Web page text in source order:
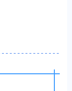
で優秀で強
？【まと
オスな同棲